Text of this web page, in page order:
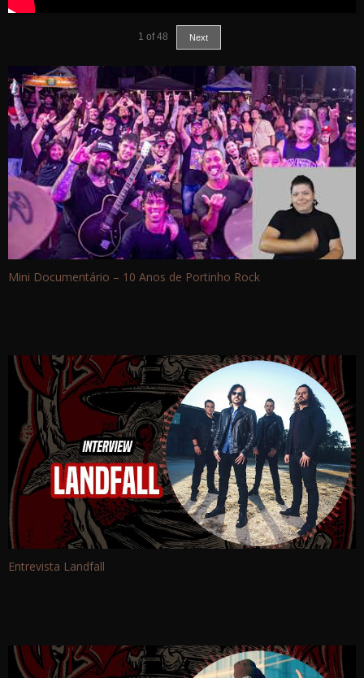
1 of 48 Next
Mini Documentário – 10 Anos de Portinho Rock
Entrevista Landfall